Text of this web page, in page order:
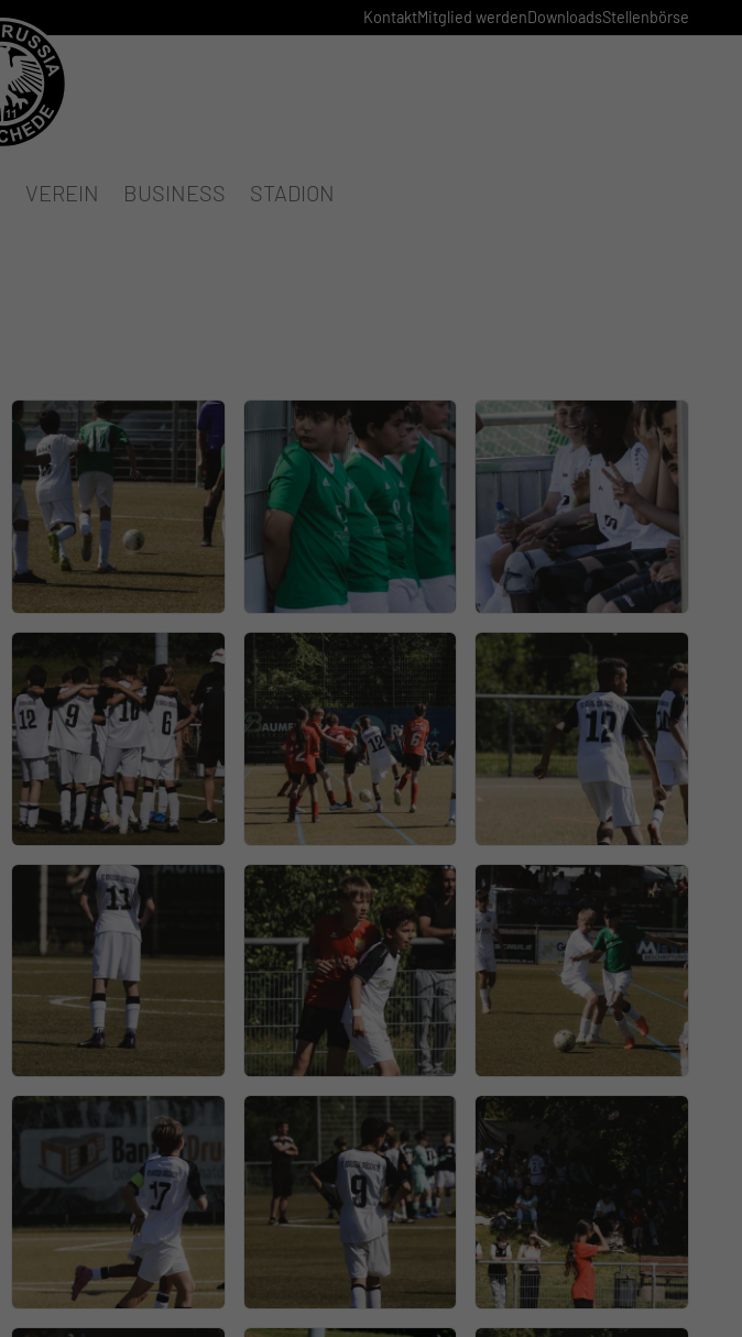
KontaktMitglied werdenDownloadsStellenbörse
VEREIN BUSINESS STADION